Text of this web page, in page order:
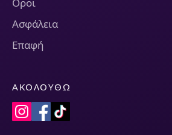
Οροι
Ασφάλεια
Επαφή
ΑΚΟΛΟΥΘΏ